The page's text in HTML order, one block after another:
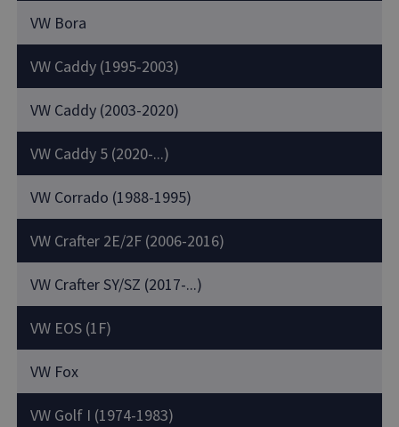
VW Bora
VW Caddy (1995-2003)
VW Caddy (2003-2020)
VW Caddy 5 (2020-...)
VW Corrado (1988-1995)
VW Crafter 2E/2F (2006-2016)
VW Crafter SY/SZ (2017-...)
VW EOS (1F)
VW Fox
VW Golf I (1974-1983)